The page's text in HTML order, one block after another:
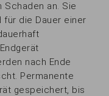
Schaden an. Sie
die Dauer einer
nach Ende
Permanente
gespeichert, bis